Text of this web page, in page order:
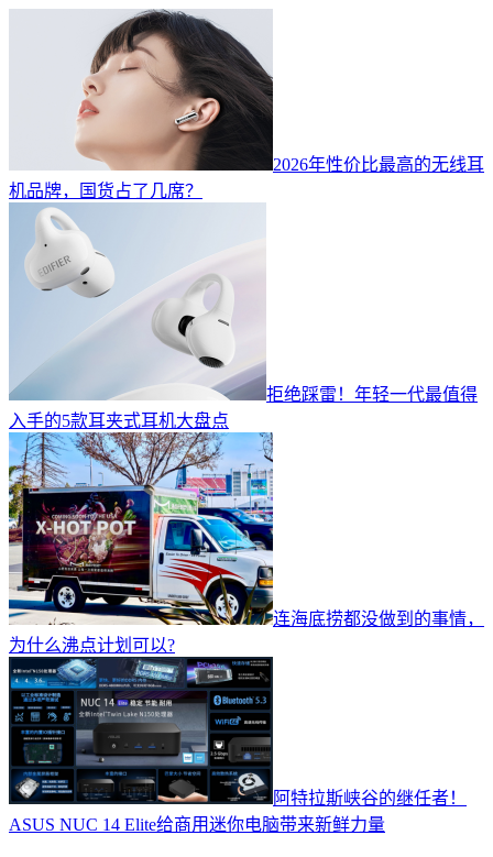
2026年性价比最高的无线耳
机品牌，国货占了几席？
拒绝踩雷！年轻一代最值得
入手的5款耳夹式耳机大盘点
连海底捞都没做到的事情，
为什么沸点计划可以?
阿特拉斯峡谷的继任者！
ASUS NUC 14 Elite给商用迷你电脑带来新鲜力量